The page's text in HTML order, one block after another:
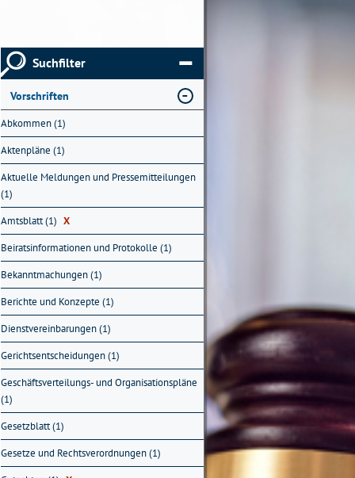
Suchfilter
Vorschriften
Abkommen (1)
Aktenpläne (1)
Aktuelle Meldungen und Pressemitteilungen
(1)
Amtsblatt (1) X
Beiratsinformationen und Protokolle (1)
Bekanntmachungen (1)
Berichte und Konzepte (1)
Dienstvereinbarungen (1)
Gerichtsentscheidungen (1)
Geschäftsverteilungs- und Organisationspläne
(1)
Gesetzblatt (1)
Gesetze und Rechtsverordnungen (1)